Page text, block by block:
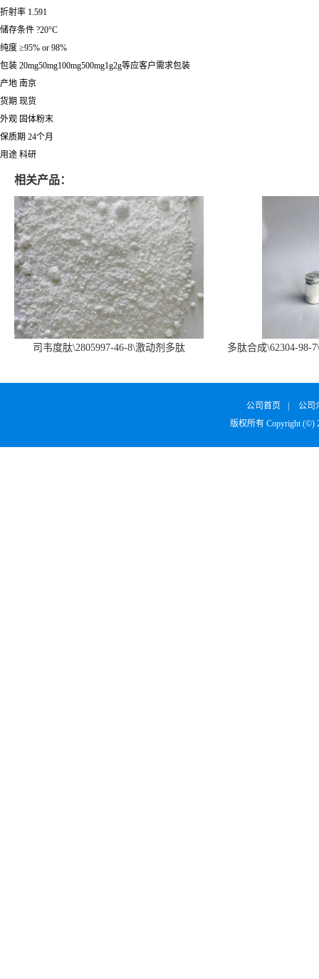
折射率 1.591
储存条件 ?20°C
纯度 ≥95% or 98%
包装 20mg50mg100mg500mg1g2g等应客户需求包装
产地 南京
货期 现货
外观 固体粉末
保质期 24个月
用途 科研
相关产品：
司韦度肽\2805997-46-8\激动剂多肽
多肽合成\62304-98-
公司首页
公司
版权所有 Copyright (©)